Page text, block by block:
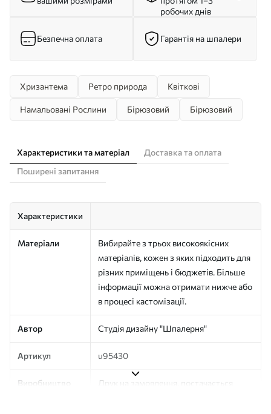
робочих днів
Безпечна оплата Гарантія на шпалери
Хризантема Ретро природа Квіткові
Намальовані Рослини Бірюзовий Бірюзовий
Характеристики та матеріал
Доставка та оплата
Поширені запитання
Характеристики
Матеріали
Вибирайте з трьох високоякісних
матеріалів, кожен з яких підходить для
різних приміщень і бюджетів. Більше
інформації можна отримати нижче або
в процесі кастомізації.
Автор Студія дизайну "Шпалерня"
Артикул u95430
Виробництво
Друк на замовлення, постачається